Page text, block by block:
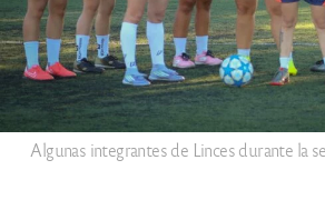
Algunas integrantes de Linces durante la